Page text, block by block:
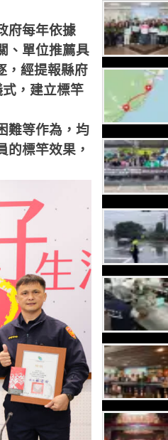
府每年依據
、單位推薦具
，經提報縣府
，建立標竿
難等作為，均
的標竿效果，